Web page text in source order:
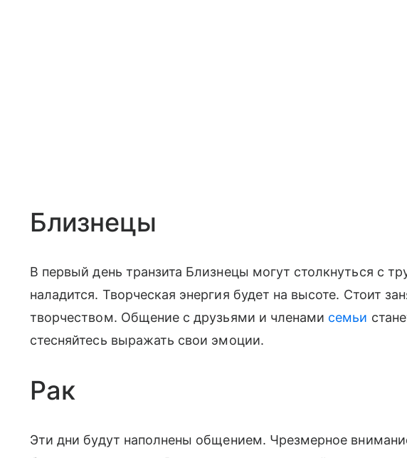
Близнецы
В первый день транзита Близнецы могут столкнуться с
наладится. Творческая энергия будет на высоте. Стоит
творчеством. Общение с друзьями и членами семьи
стесняйтесь выражать свои эмоции.
Рак
Эти дни будут наполнены общением. Чрезмерное